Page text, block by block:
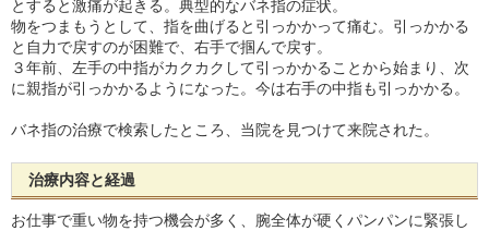
とすると激痛が起きる。典型的なバネ指の症状。
物をつまもうとして、指を曲げると引っかかって痛む。引っかかる
と自力で戻すのが困難で、右手で掴んで戻す。
３年前、左手の中指がカクカクして引っかかることから始まり、次
に親指が引っかかるようになった。今は右手の中指も引っかかる。
バネ指の治療で検索したところ、当院を見つけて来院された。
治療内容と経過
お仕事で重い物を持つ機会が多く、腕全体が硬くパンパンに緊張し